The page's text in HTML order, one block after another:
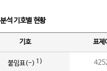
석 기호별 현황
기호 표제
붙임표(-) 1)